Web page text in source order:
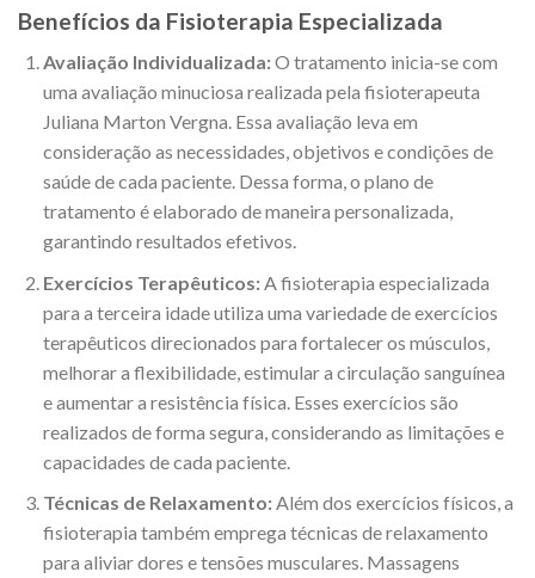
Benefícios da Fisioterapia Especializada
Avaliação Individualizada:O tratamento inicia-se com
uma avaliação minuciosa realizada pela fisioterapeuta
Juliana Marton Vergna. Essa avaliação leva em
consideração as necessidades, objetivos e condições de
saúde de cada paciente. Dessa forma, o plano de
tratamento é elaborado de maneira personalizada,
garantindo resultados efetivos.
Exercícios Terapêuticos:A fisioterapia especializada
para a terceira idade utiliza uma variedade de exercícios
terapêuticos direcionados para fortalecer os músculos,
melhorar a flexibilidade, estimular a circulação sanguínea
e aumentar a resistência física. Esses exercícios são
realizados de forma segura, considerando as limitações e
capacidades de cada paciente.
Técnicas de Relaxamento:Além dos exercícios físicos, a
fisioterapia também emprega técnicas de relaxamento
para aliviar dores e tensões musculares. Massagens